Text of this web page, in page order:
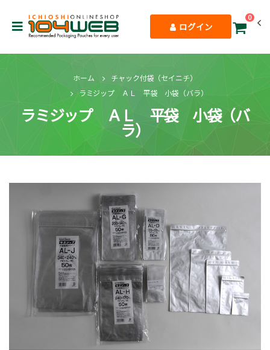
ログイン
0
ホーム
チャック付袋（セイニチ）
ラミジップ ＡＬ 平袋 小袋（バラ）
ラミジップ ＡＬ 平袋 小袋（バ
ラ）